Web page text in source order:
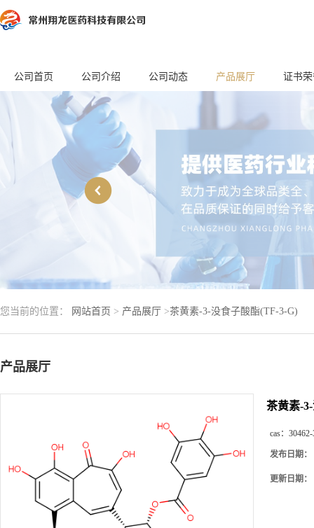
公司首页 公司介绍 公司动态 产品展厅 证书
您当前的位置： 网站首页 > 产品展厅 >茶黄素-3-没食子酸酯(TF-3-G)
产品展厅
茶黄素-
cas：
发布日期：
更新日期：